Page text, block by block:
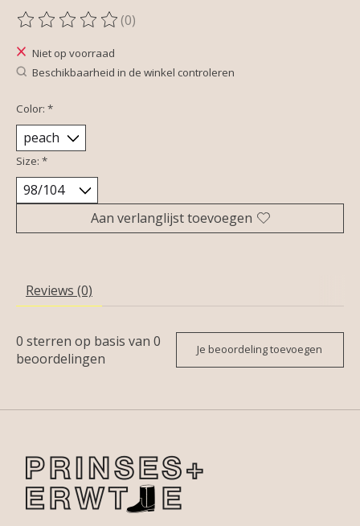
De beoordeling van dit product is
(0)
Niet op voorraad
Beschikbaarheid in de winkel controleren
Color: *
Size: *
Aan verlanglijst toevoegen
Reviews (0)
0 sterren op basis van 0
beoordelingen
Je beoordeling toevoegen